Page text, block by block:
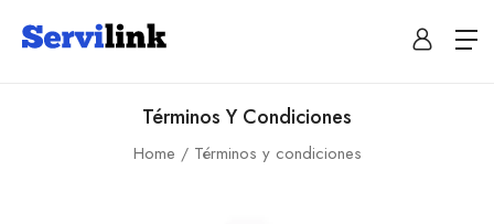
Términos Y Condiciones
Home Términos y condiciones